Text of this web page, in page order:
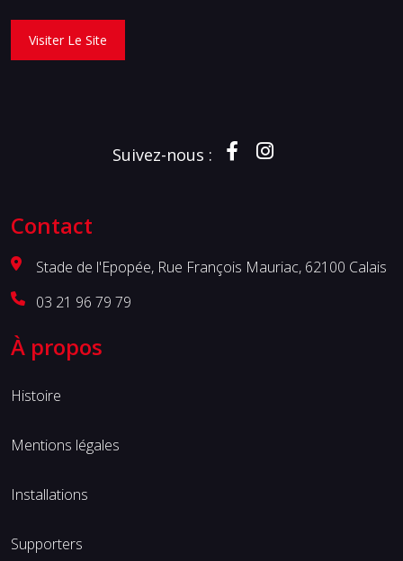
Visiter Le Site
Suivez-nous :
Contact
Stade de l'Epopée, Rue François Mauriac, 62100 Calais
03 21 96 79 79
À propos
Histoire
Mentions légales
Installations
Supporters